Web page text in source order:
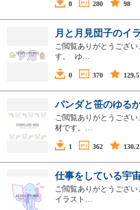
0 280 98
月と月見団子のイ
ご閲覧ありがとうござ
す。 ゆ…
0 370 129.5
パンダと笹のゆる
ご閲覧ありがとうござ
材です。…
1 362 130.2
仕事をしている宇
ご閲覧ありがとうござ
イラスト…